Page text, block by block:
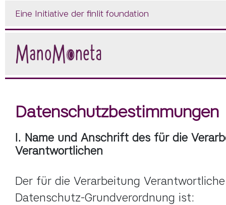
Eine Initiative der finlit foundation
Datenschutzbestimmungen
I. Name und Anschrift des für die
Verantwortlichen
Der für die Verarbeitung
Datenschutz-Grundverordnung ist: